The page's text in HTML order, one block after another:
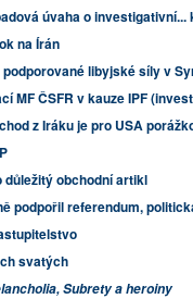
úvaha o
na Írán
podporované libyjské síly v
MF ČSFR v kauze IPF
z Iráku je pro USA
důležitý obchodní artikl
podpořil referendum,
svatých
Subrety a heroiny